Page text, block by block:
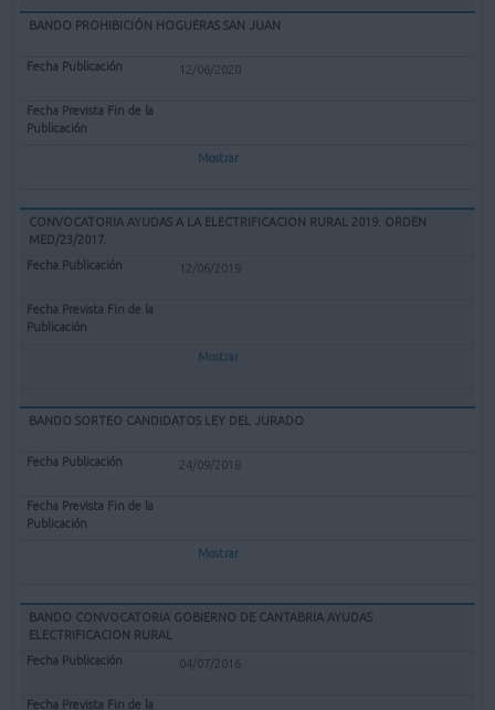
BANDO PROHIBICIÓN HOGUERAS SAN JUAN
12/06/2020
Mostrar
CONVOCATORIA AYUDAS A LA ELECTRIFICACION RURAL 2019. ORDEN
MED/23/2017.
12/06/2019
Mostrar
BANDO SORTEO CANDIDATOS LEY DEL JURADO
24/09/2018
Mostrar
BANDO CONVOCATORIA GOBIERNO DE CANTABRIA AYUDAS
ELECTRIFICACION RURAL
04/07/2016